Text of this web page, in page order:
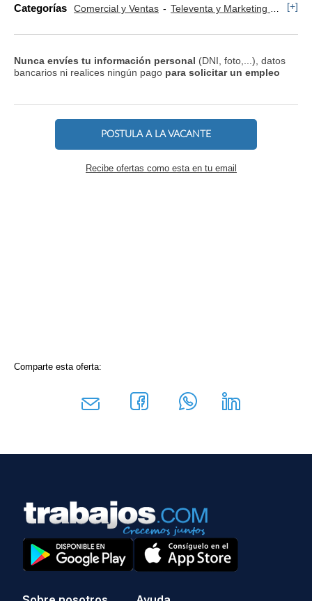
Categorías Comercial y Ventas Televenta y Marketing Telefónico [+]
Nunca envíes tu información personal (DNI, foto,...), datos
bancarios ni realices ningún pago para solicitar un empleo
POSTULA A LA VACANTE
Recibe ofertas como esta en tu email
Comparte esta oferta: